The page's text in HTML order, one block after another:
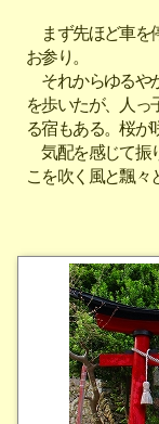
まず先ほど車を
お参り。
それからゆるや
を歩いたが、人っ
る宿もある。桜が
気配を感じて振
こを吹く風と飄々